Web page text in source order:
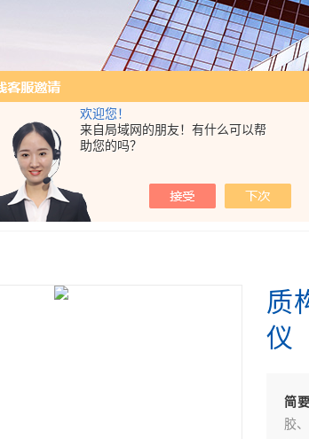
欢迎您！
来自局域网的朋友！有什么可以帮
助您的吗？
接骨螺钉性能测试仪，导
耐压试验仪，电子拉力
你的位置： 产品展示
质
仪
简
胶